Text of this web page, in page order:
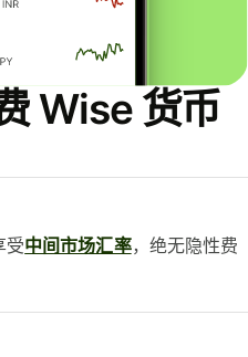
Wise 货币
受中间市场汇率，绝无隐性费